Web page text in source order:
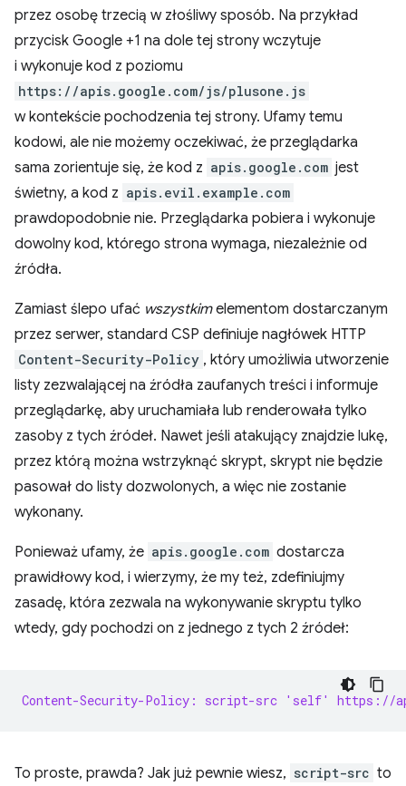
przez osobę trzecią w złośliwy sposób. Na przykład
przycisk Google +1 na dole tej strony wczytuje
i wykonuje kod z poziomu
https://apis.google.com/js/plusone.js
w kontekście pochodzenia tej strony. Ufamy temu
kodowi, ale nie możemy oczekiwać, że przeglądarka
sama zorientuje się, że kod z apis.google.com jest
świetny, a kod z apis.evil.example.com
prawdopodobnie nie. Przeglądarka pobiera i wykonuje
dowolny kod, którego strona wymaga, niezależnie od
źródła.
Zamiast ślepo ufać wszystkimelementom dostarczanym
przez serwer, standard CSP definiuje nagłówek HTTP
Content-Security-Policy , który umożliwia utworzenie
listy zezwalającej na źródła zaufanych treści i informuje
przeglądarkę, aby uruchamiała lub renderowała tylko
zasoby z tych źródeł. Nawet jeśli atakujący znajdzie lukę,
przez którą można wstrzyknąć skrypt, skrypt nie będzie
pasował do listy dozwolonych, a więc nie zostanie
wykonany.
Ponieważ ufamy, że apis.google.com dostarcza
prawidłowy kod, i wierzymy, że my też, zdefiniujmy
zasadę, która zezwala na wykonywanie skryptu tylko
wtedy, gdy pochodzi on z jednego z tych 2 źródeł:
Content-Security-Policy: script-src 'self' https://
To proste, prawda? Jak już pewnie wiesz, script-src to